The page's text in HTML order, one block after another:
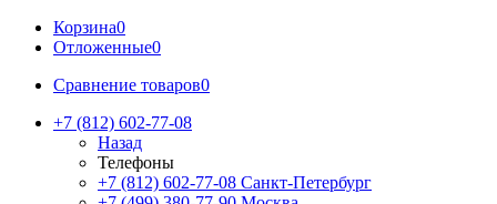
Корзина0
Отложенные0
Сравнение товаров0
+7 (812) 602-77-08
Назад
Телефоны
+7 (812) 602-77-08 Санкт-Петербург